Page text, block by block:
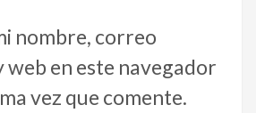
nombre, correo
en este navegador
vez que comente.